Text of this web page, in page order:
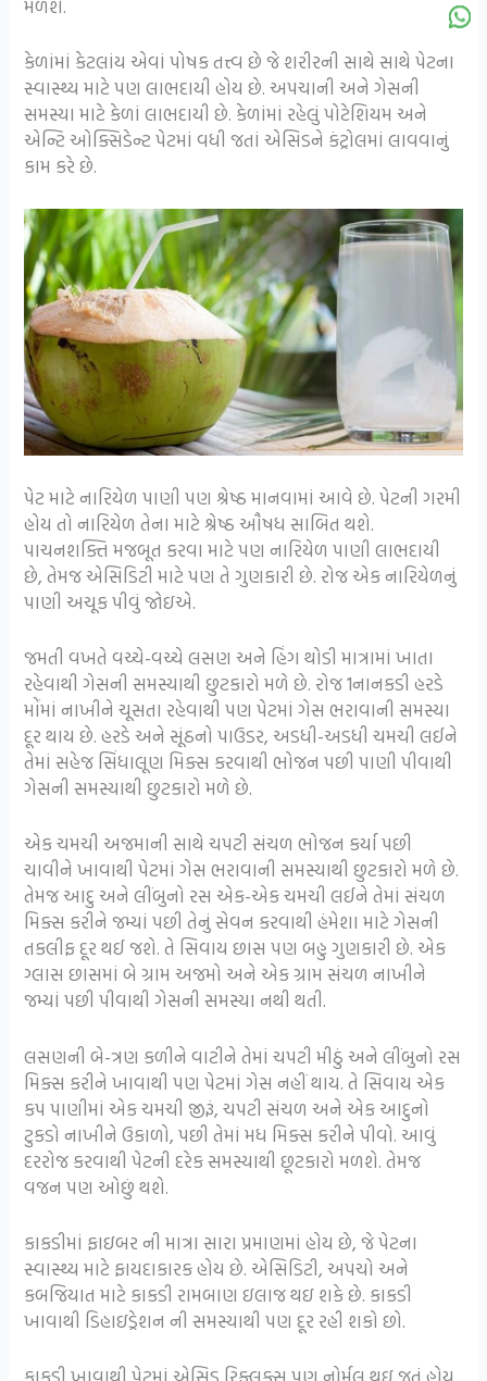
મળશે.
કેળાંમાં કેટલાંય એવાં પોષક તત્ત્વ છે જે શરીરની સાથે સાથે પેટના
સ્વાસ્થ્ય માટે પણ લાભદાયી હોય છે. અપચાની અને ગેસની
સમસ્યા માટે કેળાં લાભદાયી છે. કેળાંમાં રહેલું પોટેશિયમ અને
એન્ટિ ઓક્સિડેન્ટ પેટમાં વધી જતાં એસિડને કંટ્રોલમાં લાવવાનું
કામ કરે છે.
પેટ માટે નારિયેળ પાણી પણ શ્રેષ્ઠ માનવામાં આવે છે. પેટની ગરમી
હોય તો નારિયેળ તેના માટે શ્રેષ્ઠ ઔષધ સાબિત થશે.
પાચનશક્તિ મજબૂત કરવા માટે પણ નારિયેળ પાણી લાભદાયી
છે, તેમજ એસિડિટી માટે પણ તે ગુણકારી છે. રોજ એક નારિયેળનું
પાણી અચૂક પીવું જોઇએ.
જમતી વખતે વચ્ચે-વચ્ચે લસણ અને હિંગ થોડી માત્રામાં ખાતા
રહેવાથી ગેસની સમસ્યાથી છુટકારો મળે છે. રોજ 1નાનકડી હરડે
મોંમાં નાખીને ચૂસતા રહેવાથી પણ પેટમાં ગેસ ભરાવાની સમસ્યા
દૂર થાય છે. હરડે અને સૂંઠનો પાઉડર, અડધી-અડધી ચમચી લઈને
તેમાં સહેજ સિંધાલૂણ મિક્સ કરવાથી ભોજન પછી પાણી પીવાથી
ગેસની સમસ્યાથી છુટકારો મળે છે.
એક ચમચી અજમાની સાથે ચપટી સંચળ ભોજન કર્યા પછી
ચાવીને ખાવાથી પેટમાં ગેસ ભરાવાની સમસ્યાથી છુટકારો મળે છે.
તેમજ આદુ અને લીંબુનો રસ એક-એક ચમચી લઈને તેમાં સંચળ
મિક્સ કરીને જમ્યાં પછી તેનું સેવન કરવાથી હંમેશા માટે ગેસની
તકલીફ દૂર થઈ જશે. તે સિવાય છાસ પણ બહુ ગુણકારી છે. એક
ગ્લાસ છાસમાં બે ગ્રામ અજમો અને એક ગ્રામ સંચળ નાખીને
જમ્યાં પછી પીવાથી ગેસની સમસ્યા નથી થતી.
લસણની બે-ત્રણ કળીને વાટીને તેમાં ચપટી મીઠું અને લીંબુનો રસ
મિક્સ કરીને ખાવાથી પણ પેટમાં ગેસ નહીં થાય. તે સિવાય એક
કપ પાણીમાં એક ચમચી જીરૂં, ચપટી સંચળ અને એક આદુનો
ટુકડો નાખીને ઉકાળો, પછી તેમાં મધ મિક્સ કરીને પીવો. આવું
દરરોજ કરવાથી પેટની દરેક સમસ્યાથી છૂટકારો મળશે. તેમજ
વજન પણ ઓછું થશે.
કાકડીમાં ફાઇબર ની માત્રા સારા પ્રમાણમાં હોય છે, જે પેટના
સ્વાસ્થ્ય માટે ફાયદાકારક હોય છે. એસિડિટી, અપચો અને
કબજિયાત માટે કાકડી રામબાણ ઇલાજ થઇ શકે છે. કાકડી
ખાવાથી ડિહાઇડ્રેશન ની સમસ્યાથી પણ દૂર રહી શકો છો.